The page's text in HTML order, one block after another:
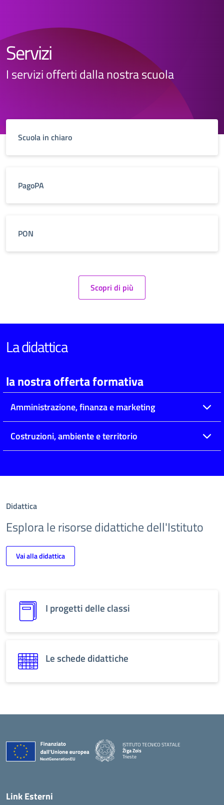
Servizi
I servizi offerti dalla nostra scuola
Scuola in chiaro
PagoPA
PON
Scopri di più
La didattica
la nostra offerta formativa
Amministrazione, finanza e marketing
Costruzioni, ambiente e territorio
Didattica
Esplora le risorse didattiche dell'Istituto
Vai alla didattica
I progetti delle classi
Le schede didattiche
ISTITUTO TECNICO STATALE
Žiga Zois
Trieste
Link Esterni